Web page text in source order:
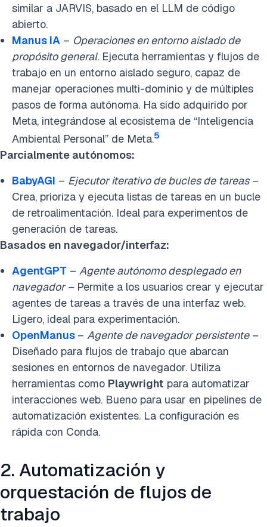
similar a JARVIS, basado en el LLM de código
abierto.
Manus IA – Operaciones en entorno aislado de
propósito general. Ejecuta herramientas y flujos de
trabajo en un entorno aislado seguro, capaz de
manejar operaciones multi-dominio y de múltiples
pasos de forma autónoma. Ha sido adquirido por
Meta, integrándose al ecosistema de “Inteligencia
Ambiental Personal” de Meta.5
Parcialmente autónomos:
BabyAGI – Ejecutor iterativo de bucles de tareas–
Crea, prioriza y ejecuta listas de tareas en un bucle
de retroalimentación. Ideal para experimentos de
generación de tareas.
Basados en navegador/interfaz:
AgentGPT – Agente autónomo desplegado en
navegador –Permite a los usuarios crear y ejecutar
agentes de tareas a través de una interfaz web.
Ligero, ideal para experimentación.
OpenManus – Agente de navegador persistente –
Diseñado para flujos de trabajo que abarcan
sesiones en entornos de navegador. Utiliza
herramientas como Playwright para automatizar
interacciones web. Bueno para usar en pipelines de
automatización existentes. La configuración es
rápida con Conda.
2. Automatización y
orquestación de flujos de
trabajo